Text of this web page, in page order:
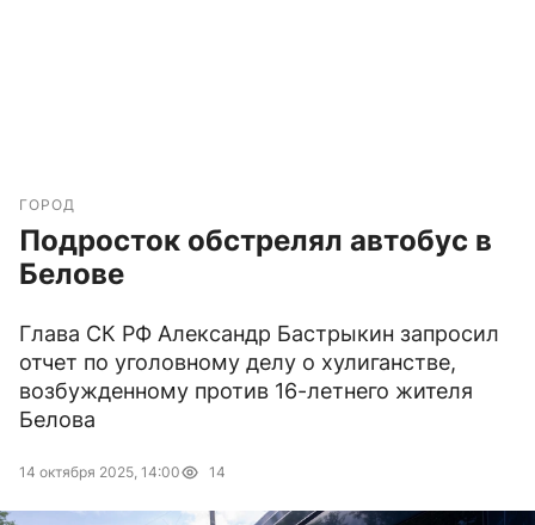
ГОРОД
Подросток обстрелял автобус в
Белове
Глава СК РФ Александр Бастрыкин запросил
отчет по уголовному делу о хулиганстве,
возбужденному против 16-летнего жителя
Белова
14 октября 2025, 14:00 14